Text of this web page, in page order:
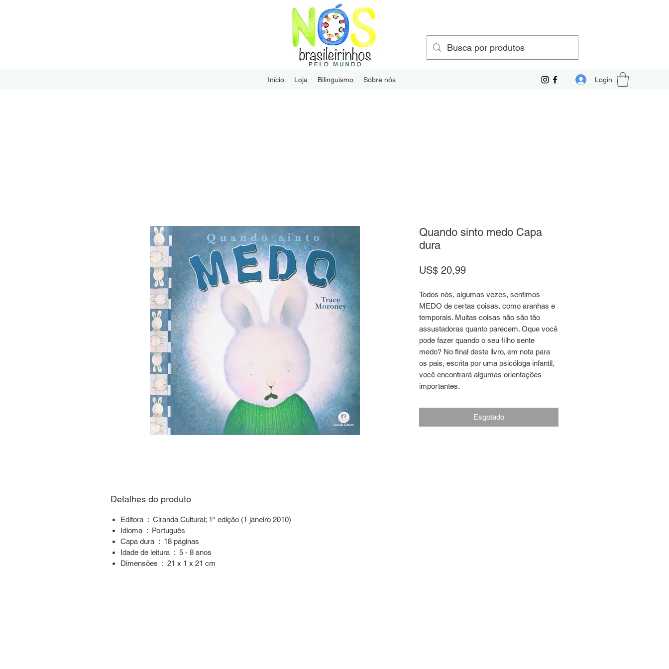
Início Loja Bilinguismo Sobre nós Login
Quando sinto medo Capa
dura
US$ 20,99Preço
Todos nós, algumas vezes, sentimos
MEDO de certas coisas, como aranhas e
temporais. Muitas coisas não são tão
assustadoras quanto parecem. Oque você
pode fazer quando o seu filho sente
medo? No final deste livro, em nota para
os pais, escrita por uma psicóloga infantil,
você encontrará algumas orientações
importantes.
Esgotado
Detalhes do produto
Editora ‏ : ‎ Ciranda Cultural; 1ª edição (1 janeiro 2010)
Idioma ‏ : ‎ Português
Capa dura ‏ : ‎ 18 páginas
Idade de leitura ‏ : ‎ 5 - 8 anos
Dimensões ‏ : ‎ 21 x 1 x 21 cm